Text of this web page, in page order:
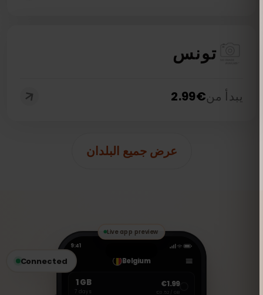
تونس
يبدأ من€
2.99
عرض جميع البلدان